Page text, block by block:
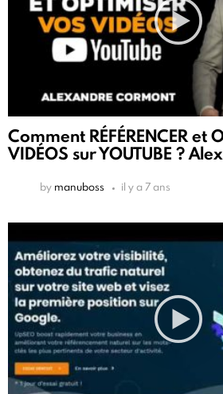
Comment RÉFÉRENCER et
VIDÉOS sur YOUTUBE ?
by manuboss il y a 7 ans